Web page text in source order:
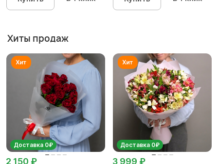
Хиты продаж
Доставка 0₽
2 150 ₽
Доставка 0₽
3 999 ₽